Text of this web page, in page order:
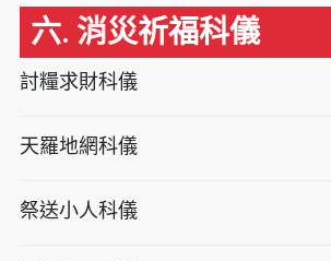
六. 消災祈福科儀
討糧求財科儀
天羅地網科儀
祭送小人科儀